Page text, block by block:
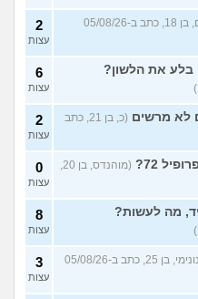
4
עצות
5
עצות
9
עצות
3
עצות
במדור
(בן אדם, בן 18, כתב ב-05/08/26
2
עצות
בלע את הלשון? 6
עצות
לא מרשים
(כ, בן 21, כתב
2
עצות
72?
(מוהנדס, בן 20,
0
עצות
מה לעשות? 8
עצות
(אנונימי, בן 25, כתב ב-05/08/26
3
עצות